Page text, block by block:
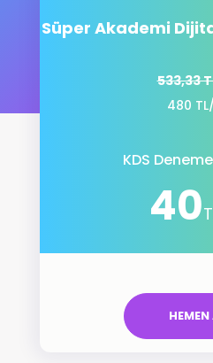
Süper Akademi
533,33
480
KDS
40
HEMEN